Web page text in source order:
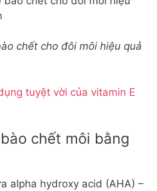
chết cho đôi môi hiệu quả
tuyệt vời của vitamin E
chết môi bằng
alpha hydroxy acid (AHA) –